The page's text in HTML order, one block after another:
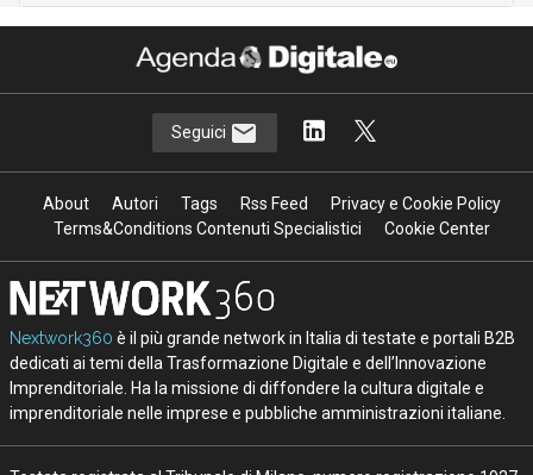
Seguici
About Autori Tags Rss Feed
Privacy e Cookie Policy
Terms&Conditions Contenuti Specialistici
Cookie Center
Nextwork360 è il più grande network in Italia di testate e portali B2B
dedicati ai temi della Trasformazione Digitale e dell’Innovazione
Imprenditoriale. Ha la missione di diffondere la cultura digitale e
imprenditoriale nelle imprese e pubbliche amministrazioni italiane.